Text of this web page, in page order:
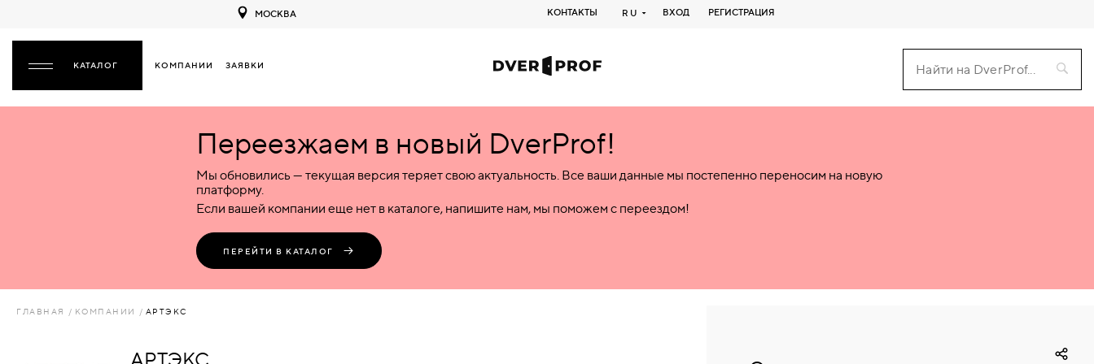
МОСКВА КОНТАКТЫ RU ВХОД РЕГИСТРАЦИЯ
КОМПАНИИ ЗАЯВКИ
НАЗАД
ПЛАСТИКОВЫЕ
КОМБИНИРОВАННЫЕ
Межкомнатные
Деревянные
Пластиковые
Комбинированные
Входные
Металлические
Пластиковые
Стеклянные
Комбинированные
Специализированные
Металлические
Пластиковые
Стеклянные
Комбинированные
Переезжаем в новый DverProf!
Мы обновились — текущая версия теряет свою актуальность. Все ваши данные мы постепенно переносим на новую
платформу.
Если вашей компании еще нет в каталоге, напишите нам, мы поможем с переездом!
ПЕРЕЙТИ В КАТАЛОГ
ГЛАВНАЯ КОМПАНИИ АРТЭКС